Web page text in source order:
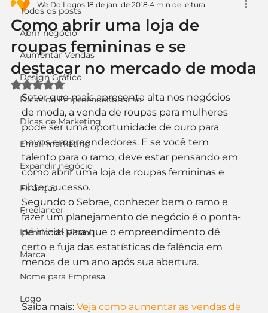
Todos os posts
Abrir negócio
Aumentar Vendas
Design Gráfico
Dicas de Empreendedorismo
Dicas de Marketing
Email marketing
Expandir negócio
Finanças
Freelancer
Identidade Visual
Marca
Nome para Empresa
Logo
Como abrir uma loja de
roupas femininas e se
destacar no mercado de moda
We Do Logos 18 de jan. de 2018 4 min de leitura
Avaliado com NaN de 5 estrelas.
Setor que mais apresenta alta nos negócios
de moda, a venda de roupas para mulheres
pode ser uma oportunidade de ouro para
novos empreendedores. E se você tem
talento para o ramo, deve estar pensando em
como abrir uma loja de roupas femininas e
obter sucesso.
Segundo o Sebrae, conhecer bem o ramo e
fazer um planejamento de negócio é o ponta-
pé inicial para que o empreendimento dê
certo e fuja das estatísticas de falência em
menos de um ano após sua abertura.
Saiba mais: Veja como aumentar as vendas de